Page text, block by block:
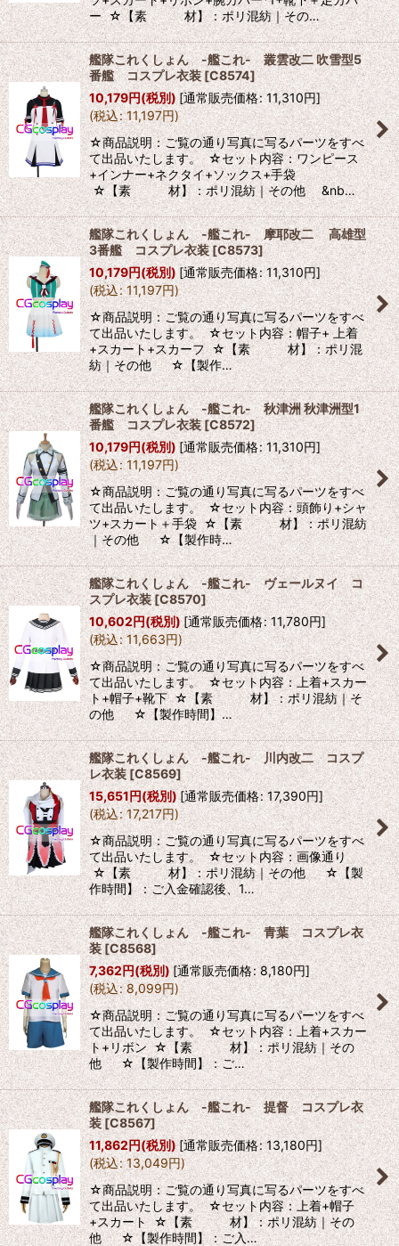
ー ☆【素 材】：ポリ混紡｜その…
艦隊これくしょん -艦これ- 叢雲改二 吹雪型5
番艦 コスプレ衣装[C8574]
10,179円(税別)[通常販売価格: 11,310円]
(税込: 11,197円)
☆商品説明：ご覧の通り写真に写るパーツをすべ
て出品いたします。 ☆セット内容：ワンピース
+インナー+ネクタイ+ソックス+手袋
☆【素 材】：ポリ混紡｜その他 &nb…
艦隊これくしょん -艦これ- 摩耶改二 高雄型
3番艦 コスプレ衣装[C8573]
10,179円(税別) [通常販売価格: 11,310円]
(税込: 11,197円)
☆商品説明：ご覧の通り写真に写るパーツをすべ
て出品いたします。 ☆セット内容：帽子+ 上着
+スカート+スカーフ ☆【素 材】：ポリ混
紡｜その他 ☆【製作…
艦隊これくしょん -艦これ- 秋津洲 秋津洲型1
番艦 コスプレ衣装 [C8572]
10,179円(税別) [通常販売価格: 11,310円]
(税込: 11,197円)
☆商品説明：ご覧の通り写真に写るパーツをすべ
て出品いたします。 ☆セット内容：頭飾り+シャ
ツ+スカート＋手袋 ☆【素 材】：ポリ混紡
｜その他 ☆【製作時…
艦隊これくしょん -艦これ- ヴェールヌイ コ
スプレ衣装[C8570]
10,602円(税別)[通常販売価格: 11,780円]
(税込: 11,663円)
☆商品説明：ご覧の通り写真に写るパーツをすべ
て出品いたします。 ☆セット内容：上着+スカー
ト+帽子+靴下 ☆【素 材】：ポリ混紡｜そ
の他 ☆【製作時間】…
艦隊これくしょん -艦これ- 川内改二 コスプ
レ衣装 [C8569]
15,651円(税別)[通常販売価格: 17,390円]
(税込: 17,217円)
☆商品説明：ご覧の通り写真に写るパーツをすべ
て出品いたします。 ☆セット内容：画像通り
☆【素 材】：ポリ混紡｜その他 ☆【製
作時間】：ご入金確認後、1…
艦隊これくしょん -艦これ- 青葉 コスプレ衣
装 [C8568]
7,362円(税別)[通常販売価格: 8,180円]
(税込: 8,099円)
☆商品説明：ご覧の通り写真に写るパーツをすべ
て出品いたします。 ☆セット内容：上着+スカー
ト+リボン ☆【素 材】：ポリ混紡｜その
他 ☆【製作時間】：ご…
艦隊これくしょん -艦これ- 提督 コスプレ衣
装 [C8567]
11,862円(税別)[通常販売価格: 13,180円]
(税込: 13,049円)
☆商品説明：ご覧の通り写真に写るパーツをすべ
て出品いたします。 ☆セット内容：上着+帽子
+スカート ☆【素 材】：ポリ混紡｜その
他 ☆【製作時間】：ご入…